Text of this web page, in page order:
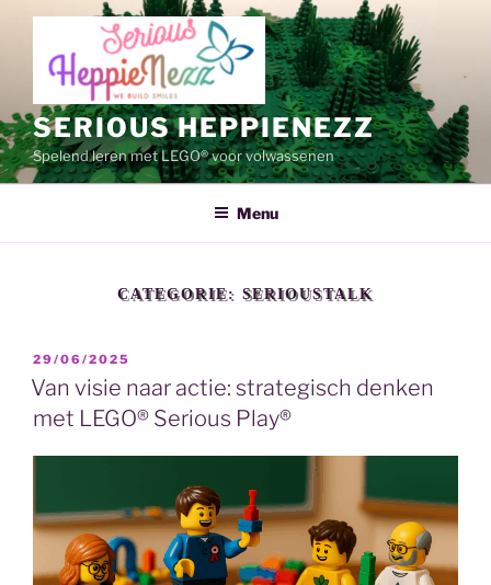
SERIOUS HEPPIENEZZ
Spelend leren met LEGO® voor volwassenen
Menu
CATEGORIE: SERIOUSTALK
GEPLAATST
OP
29/06/2025
Van visie naar actie: strategisch denken
met LEGO® Serious Play®